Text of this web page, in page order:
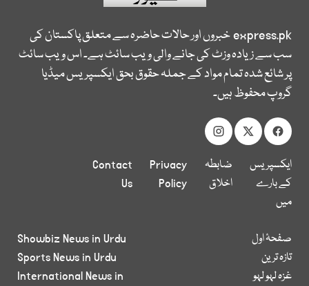
express.pkخبروں اور حالات حاضرہ سے متعلق پاکستان کی
سب سے زیادہ وزٹ کی جانے والی ویب سائٹ ہے۔ اس ویب سائٹ
پر شائع شدہ تمام مواد کے جملہ حقوق بحق ایکسپریس میڈیا
گروپ محفوظ ہیں۔
ایکسپریس
کے بارے
میں
ضابطہ
اخلاق
Privacy
Policy
Contact
Us
صفحۂ اول
تازہ ترین
غزہ لہو لہو
Showbiz News in Urdu
Sports News in Urdu
International News in